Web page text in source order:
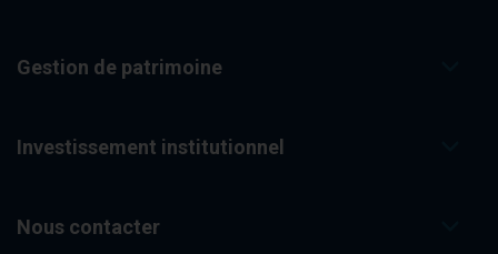
Gestion de patrimoine
Investissement institutionnel
Nous contacter